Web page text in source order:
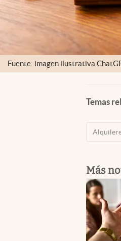
Fuente: imagen ilustrativa
Temas
Más